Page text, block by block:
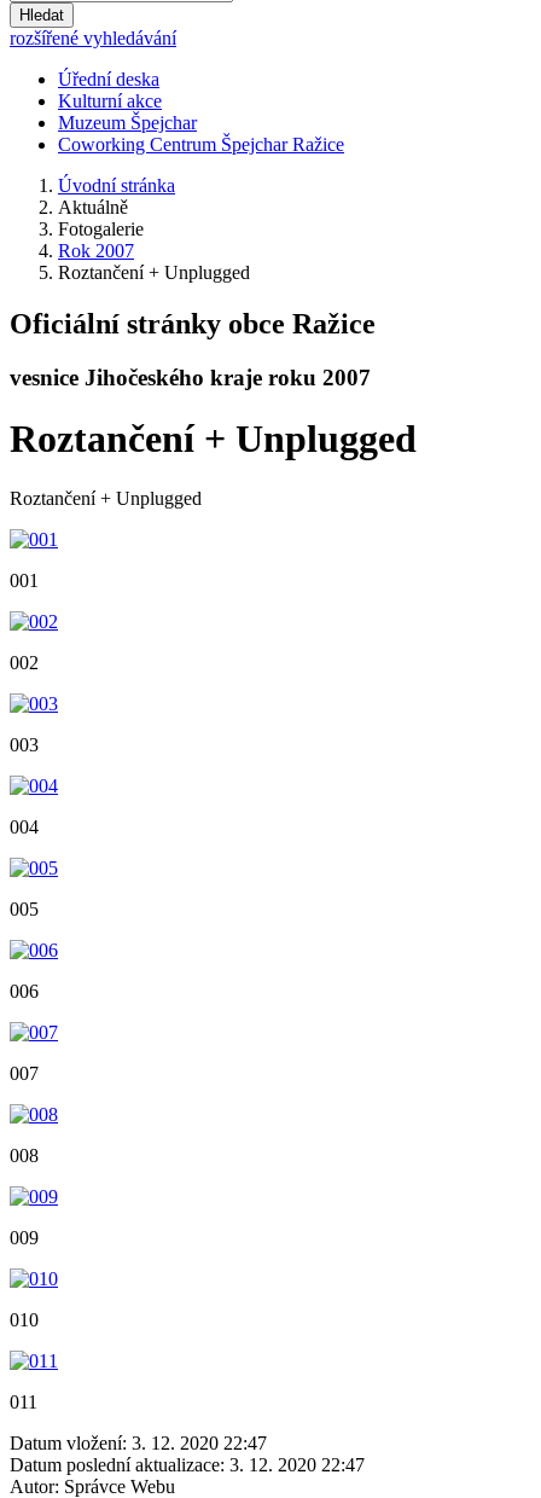
Hledat
rozšířené vyhledávání
Úřední deska
Kulturní akce
Muzeum Špejchar
Coworking Centrum Špejchar Ražice
Úvodní stránka
Aktuálně
Fotogalerie
Rok 2007
Roztančení + Unplugged
Oficiální stránky obce Ražice
vesnice Jihočeského kraje roku 2007
Roztančení + Unplugged
Roztančení + Unplugged
001
002
003
004
005
006
007
008
009
010
011
Datum vložení: 3. 12. 2020 22:47
Datum poslední aktualizace: 3. 12. 2020 22:47
Autor: Správce Webu